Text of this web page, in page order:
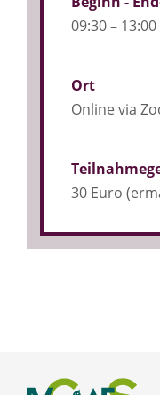
09:30 –
Ort
Online via
30 Euro